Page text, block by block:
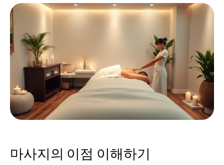
마사지의 이점 이해하기